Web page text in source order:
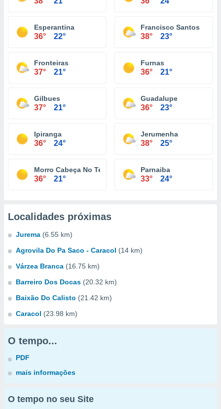
Esperantina
36° 22°
Francisco Santos
38° 23°
Fronteiras
37° 21°
Furnas
36° 21°
Gilbues
37° 21°
Guadalupe
36° 23°
Ipiranga
36° 24°
Jerumenha
38° 25°
Morro Cabeça No Tempo
36° 21°
Parnaiba
33° 24°
Localidades próximas
Jurema (6.55 km)
Agrovila Do Pa Saco - Caracol (14 km)
Várzea Branca (16.75 km)
Barreiro Dos Docas (20.32 km)
Baixão Do Calisto (21.42 km)
Caracol (23.98 km)
O tempo...
PDF
mais informações
O tempo no seu Site